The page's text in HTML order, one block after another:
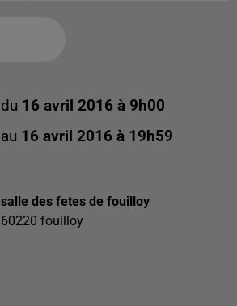
du 16 avril 2016 à 9h00
au 16 avril 2016 à 19h59
salle des fetes de fouilloy
60220 fouilloy